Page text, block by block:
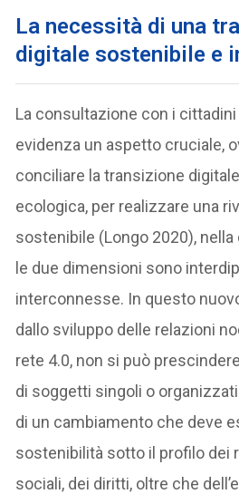
La necessità di una
digitale sostenibile e
La consultazione con i
evidenza un aspetto cruciale,
conciliare la transizione
ecologica, per realizzare una
sostenibile (Longo 2020),
le due dimensioni sono
interconnesse. In questo
dallo sviluppo delle relazioni
rete 4.0, non si può
di soggetti singoli o
di un cambiamento che deve
sostenibilità sotto il profilo dei
sociali, dei diritti, oltre che